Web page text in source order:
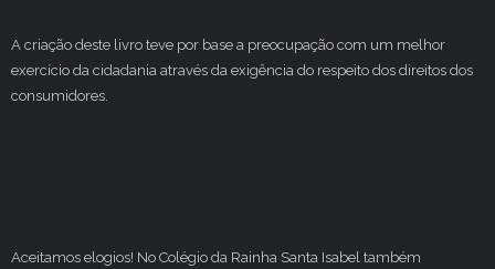
A criação deste livro teve por base a preocupação com um melhor
exercício da cidadania através da exigência do respeito dos direitos dos
consumidores.
Aceitamos elogios! No Colégio da Rainha Santa Isabel também